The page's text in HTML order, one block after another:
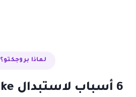
لماذا بروجكتو؟
6 أسباب لاستبدال Wrike بـ بروجكتو